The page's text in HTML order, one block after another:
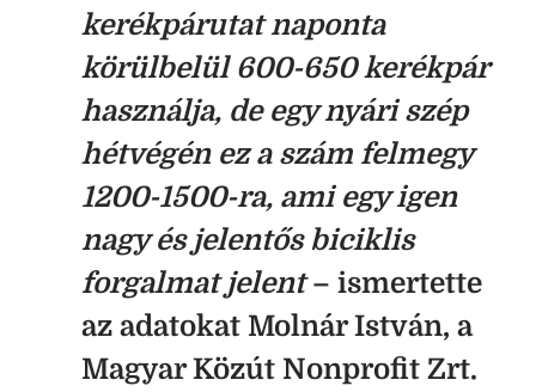
kerékpárutat naponta
körülbelül 600-650 kerékpár
használja, de egy nyári szép
hétvégén ez a szám felmegy
1200-1500-ra, ami egy igen
nagy és jelentős biciklis
forgalmat jelent– ismertette
az adatokat Molnár István, a
Magyar Közút Nonprofit Zrt.